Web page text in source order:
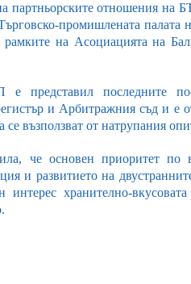
партньорските отношения на
промишлената палата
на Асоциацията на
е представил последните
и Арбитражния съд и е
се възползват от натрупания
че основен приоритет
и развитието на
интерес хранително-